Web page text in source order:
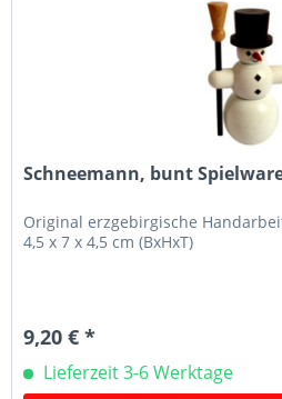
Schneemann, bunt
Original erzgebirgische
4,5 x 7 x 4,5 cm (BxHxT)
9,20 € *
Lieferzeit 3-6 Werktage